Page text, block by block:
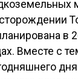
в
Вместе с